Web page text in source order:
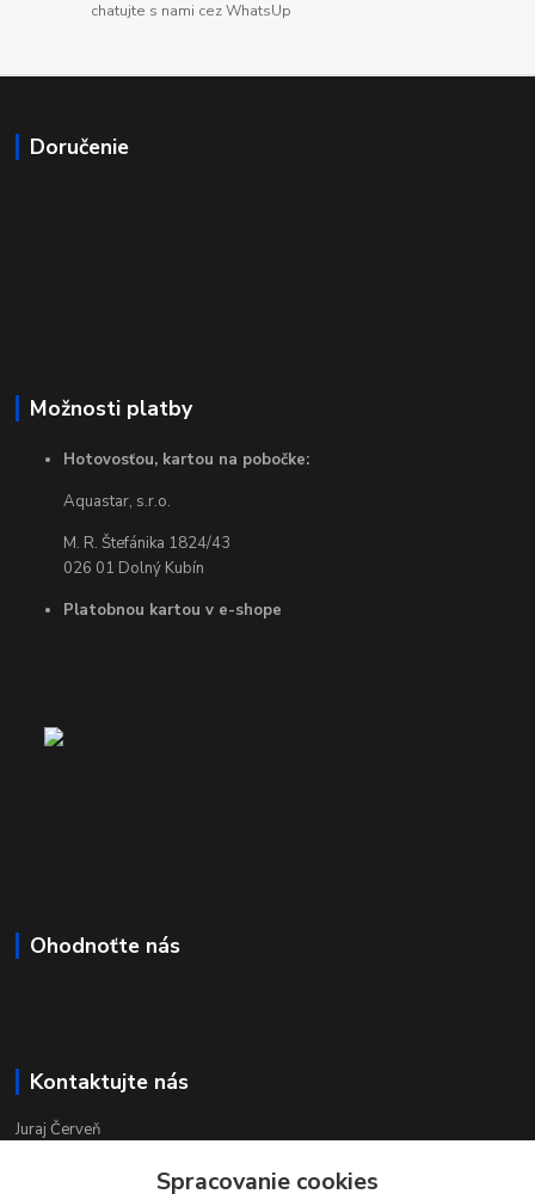
chatujte s nami cez WhatsUp
Doručenie
Možnosti platby
Hotovosťou, kartou na pobočke:
Aquastar, s.r.o.
M. R. Štefánika 1824/43
026 01 Dolný Kubín
Platobnou kartou v e-shope
Ohodnoťte nás
Kontaktujte nás
Juraj Červeň
pondelok-piatok 8:00 - 16:00Spracovanie cookies